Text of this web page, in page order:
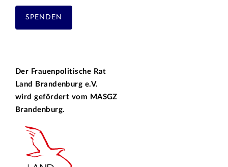
SPENDEN
Der Frauenpolitische Rat
Land Brandenburg e.V.
wird gefördert vom MASGZ
Brandenburg.